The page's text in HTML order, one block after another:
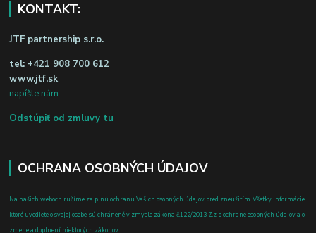
KONTAKT:
JTF partnership s.r.o.
tel: +421 908 700 612
www.jtf.sk
napíšte nám
Odstúpiť od zmluvy tu
OCHRANA OSOBNÝCH ÚDAJOV
Na našich weboch ručíme za plnú ochranu Vašich osobných údajov pred zneužitím. Všetky informácie,
ktoré uvediete o svojej osobe, sú chránené v zmysle zákona č.122/2013 Z.z. o ochrane osobných údajov a o
zmene a doplnení niektorých zákonov.